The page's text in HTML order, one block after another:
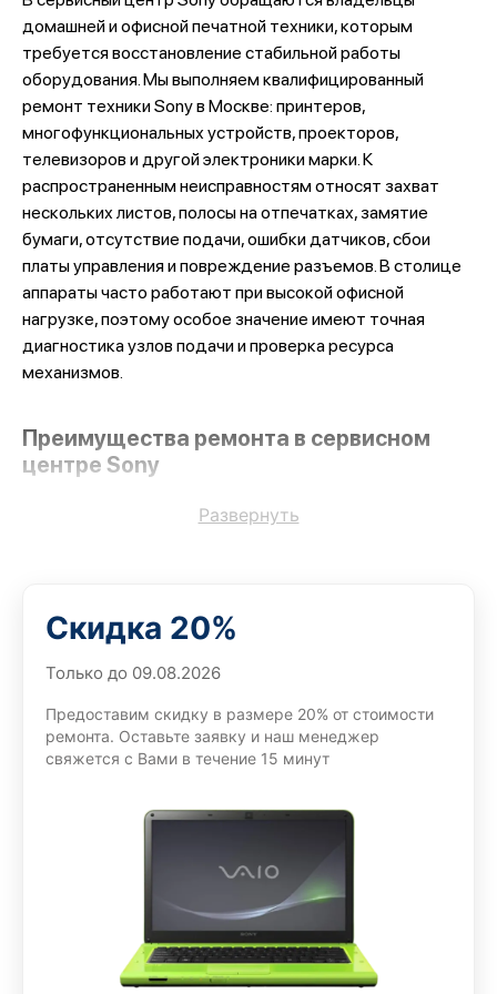
домашней и офисной печатной техники, которым
требуется восстановление стабильной работы
оборудования. Мы выполняем квалифицированный
ремонт техники Sony в Москве: принтеров,
многофункциональных устройств, проекторов,
телевизоров и другой электроники марки. К
распространенным неисправностям относят захват
нескольких листов, полосы на отпечатках, замятие
бумаги, отсутствие подачи, ошибки датчиков, сбои
платы управления и повреждение разъемов. В столице
аппараты часто работают при высокой офисной
нагрузке, поэтому особое значение имеют точная
диагностика узлов подачи и проверка ресурса
механизмов.
Преимущества ремонта в сервисном
центре Sony
Сервис Sony помогает владельцам принтеров получать
длительной эксплуатации;
механических компонентов;
согласовываем стоимость до начала основных
технических операций;
учетом модели аппарата;
Такой порядок позволяет контролировать результат на
каждом этапе.
Развернуть
Скидка 20%
Только до 09.08.2026
Предоставим скидку в размере 20% от стоимости
ремонта. Оставьте заявку и наш менеджер
свяжется с Вами в течение 15 минут